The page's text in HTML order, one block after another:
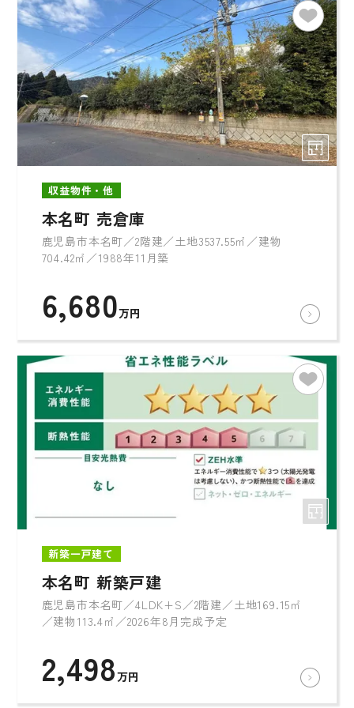
収益物件・他
本名町 売倉庫
鹿児島市本名町／2階建／土地3537.55㎡／建物
704.42㎡／1988年11月築
6,680万円
新築一戸建て
本名町 新築戸建
鹿児島市本名町／4LDK+S／2階建／土地169.15㎡
／建物113.4㎡／2026年8月完成予定
2,498万円